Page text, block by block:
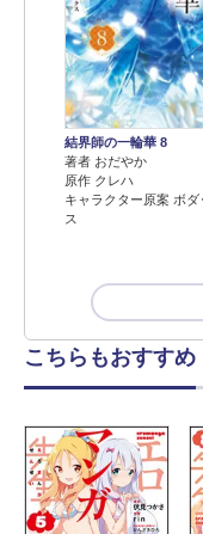
結界師の一輪華 8
著者 おだやか
原作 クレハ
キャラクター原案 ボダ
ス
こちらもおすすめ